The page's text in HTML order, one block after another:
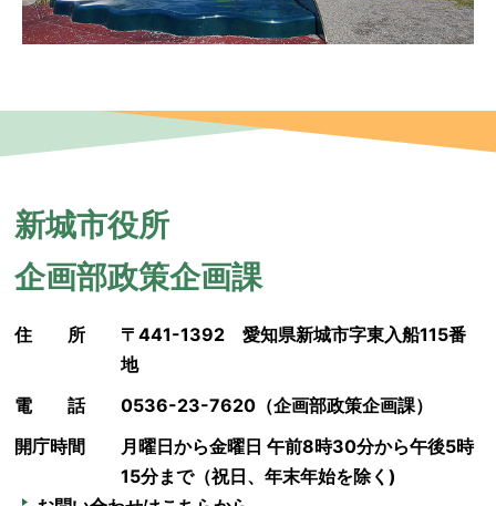
新城市役所
企画部政策企画課
住所 〒441-1392 愛知県新城市字東入船115番
地
電話0536-23-7620（企画部政策企画課）
開庁時間
月曜日から金曜日 午前8時30分から午後5時
15分まで（祝日、年末年始を除く)